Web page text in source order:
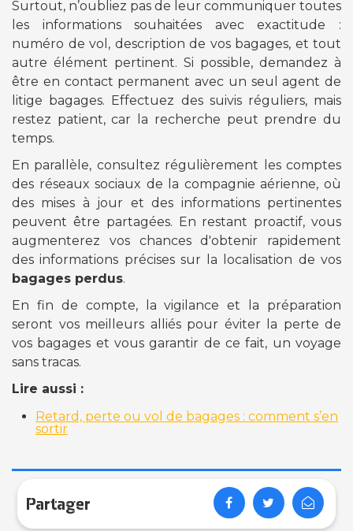
Surtout, n’oubliez pas de leur communiquer toutes
les informations souhaitées avec exactitude :
numéro de vol, description de vos bagages, et tout
autre élément pertinent. Si possible, demandez à
être en contact permanent avec un seul agent de
litige bagages. Effectuez des suivis réguliers, mais
restez patient, car la recherche peut prendre du
temps.
En parallèle, consultez régulièrement les comptes
des réseaux sociaux de la compagnie aérienne, où
des mises à jour et des informations pertinentes
peuvent être partagées. En restant proactif, vous
augmenterez vos chances d'obtenir rapidement
des informations précises sur la localisation de vos
bagages perdus.
En fin de compte, la vigilance et la préparation
seront vos meilleurs alliés pour éviter la perte de
vos bagages et vous garantir de ce fait, un voyage
sans tracas.
Lire aussi :
Retard, perte ou vol de bagages : comment s’en
sortir
Partager